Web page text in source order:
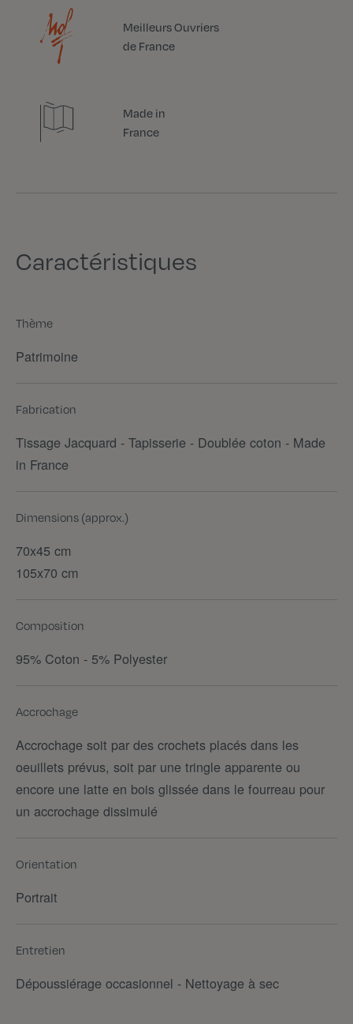
Meilleurs Ouvriers
de France
Made in
France
Caractéristiques
Thème
Patrimoine
Fabrication
Tissage Jacquard - Tapisserie - Doublée coton - Made
in France
Dimensions (approx.)
70x45 cm
105x70 cm
Composition
95% Coton - 5% Polyester
Accrochage
Accrochage soit par des crochets placés dans les
oeuillets prévus, soit par une tringle apparente ou
encore une latte en bois glissée dans le fourreau pour
un accrochage dissimulé
Orientation
Portrait
Entretien
Dépoussiérage occasionnel - Nettoyage à sec